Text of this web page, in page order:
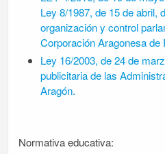
Ley 8/1987, de 15 de abril,
organización y control
Corporación Aragonesa de
Ley 16/2003, de 24 de
publicitaria de las
Aragón.
Normativa educativa: